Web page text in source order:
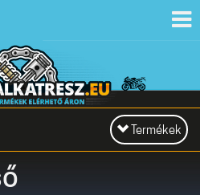
Toggle
navigation
Termékek